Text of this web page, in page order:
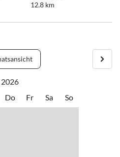
12.8 km
2026
Do Fr Sa So